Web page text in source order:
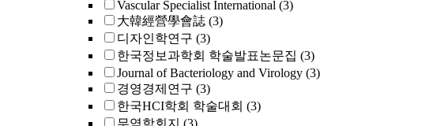
Vascular Specialist International (3)
大韓經營學會誌 (3)
디자인학연구 (3)
한국정보과학회 학술발표논문집 (3)
Journal of Bacteriology and Virology (3)
경영경제연구 (3)
한국HCI학회 학술대회 (3)
무역학회지 (3)